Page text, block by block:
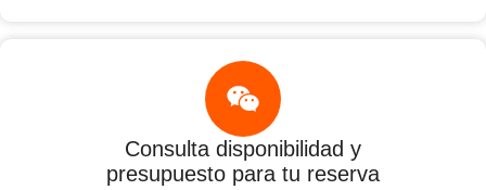
Consulta disponibilidad y
presupuesto para tu reserva